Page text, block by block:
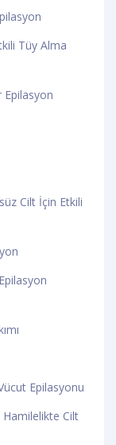
Tüy Alma
Epilasyon
Cilt İçin Etkili
Epilasyonu
Hamilelikte Cilt